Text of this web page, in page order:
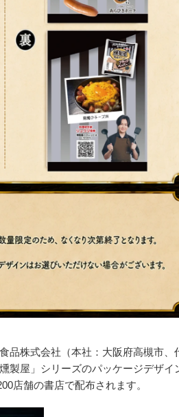
品株式会社（本社：大阪府高槻市、
製屋」シリーズのパッケージデザイ
店舗の書店で配布されます。